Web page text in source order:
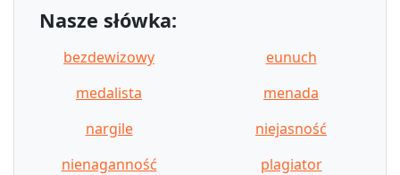
Nasze słówka:
bezdewizowy
eunuch
medalista
menada
nargile
niejasność
nienaganność
plagiator